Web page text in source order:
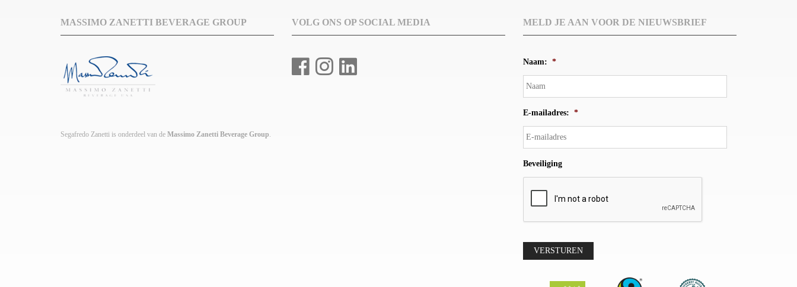
MASSIMO ZANETTI BEVERAGE GROUP
Segafredo Zanetti is onderdeel van de Massimo Zanetti Beverage Group
VOLG ONS OP SOCIAL MEDIA MELD JE AAN VOOR DE NIEUWSBRIEF
Naam: *
E-mailadres: *
Beveiliging